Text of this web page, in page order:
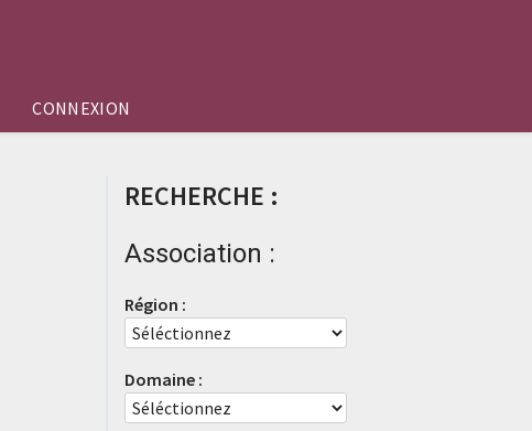
CONNEXION
RECHERCHE :
Association :
Région :
Domaine :